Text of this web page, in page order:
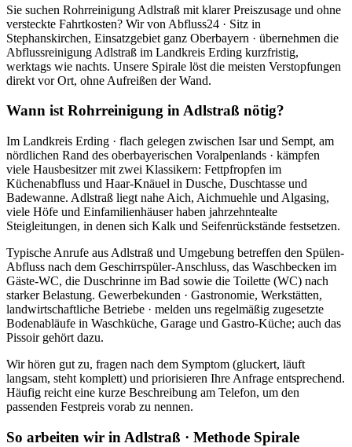
Sie suchen Rohrreinigung Adlstraß mit klarer Preiszusage und ohne
versteckte Fahrtkosten? Wir von Abfluss24 · Sitz in
Stephanskirchen, Einsatzgebiet ganz Oberbayern · übernehmen die
Abflussreinigung Adlstraß im Landkreis Erding kurzfristig,
werktags wie nachts. Unsere Spirale löst die meisten Verstopfungen
direkt vor Ort, ohne Aufreißen der Wand.
Wann ist Rohrreinigung in Adlstraß nötig?
Im Landkreis Erding · flach gelegen zwischen Isar und Sempt, am
nördlichen Rand des oberbayerischen Voralpenlands · kämpfen
viele Hausbesitzer mit zwei Klassikern: Fettpfropfen im
Küchenabfluss und Haar-Knäuel in Dusche, Duschtasse und
Badewanne. Adlstraß liegt nahe Aich, Aichmuehle und Algasing,
viele Höfe und Einfamilienhäuser haben jahrzehntealte
Steigleitungen, in denen sich Kalk und Seifenrückstände festsetzen.
Typische Anrufe aus Adlstraß und Umgebung betreffen den Spülen-
Abfluss nach dem Geschirrspüler-Anschluss, das Waschbecken im
Gäste-WC, die Duschrinne im Bad sowie die Toilette (WC) nach
starker Belastung. Gewerbekunden · Gastronomie, Werkstätten,
landwirtschaftliche Betriebe · melden uns regelmäßig zugesetzte
Bodenabläufe in Waschküche, Garage und Gastro-Küche; auch das
Pissoir gehört dazu.
Wir hören gut zu, fragen nach dem Symptom (gluckert, läuft
langsam, steht komplett) und priorisieren Ihre Anfrage entsprechend.
Häufig reicht eine kurze Beschreibung am Telefon, um den
passenden Festpreis vorab zu nennen.
So arbeiten wir in Adlstraß · Methode Spirale